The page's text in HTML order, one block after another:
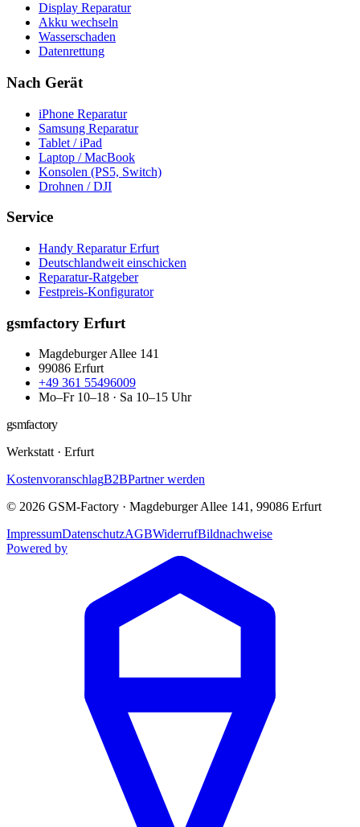
Display Reparatur
Akku wechseln
Wasserschaden
Datenrettung
Nach Gerät
iPhone Reparatur
Samsung Reparatur
Tablet / iPad
Laptop / MacBook
Konsolen (PS5, Switch)
Drohnen / DJI
Service
Handy Reparatur Erfurt
Deutschlandweit einschicken
Reparatur-Ratgeber
Festpreis-Konfigurator
gsmfactory Erfurt
Magdeburger Allee 141
99086 Erfurt
+49 361 55496009
Mo–Fr 10–18 · Sa 10–15 Uhr
gsmfactory
Werkstatt· Erfurt
KostenvoranschlagB2BPartner werden
© 2026 GSM-Factory · Magdeburger Allee 141, 99086 Erfurt
ImpressumDatenschutzAGBWiderrufBildnachweise
Powered by